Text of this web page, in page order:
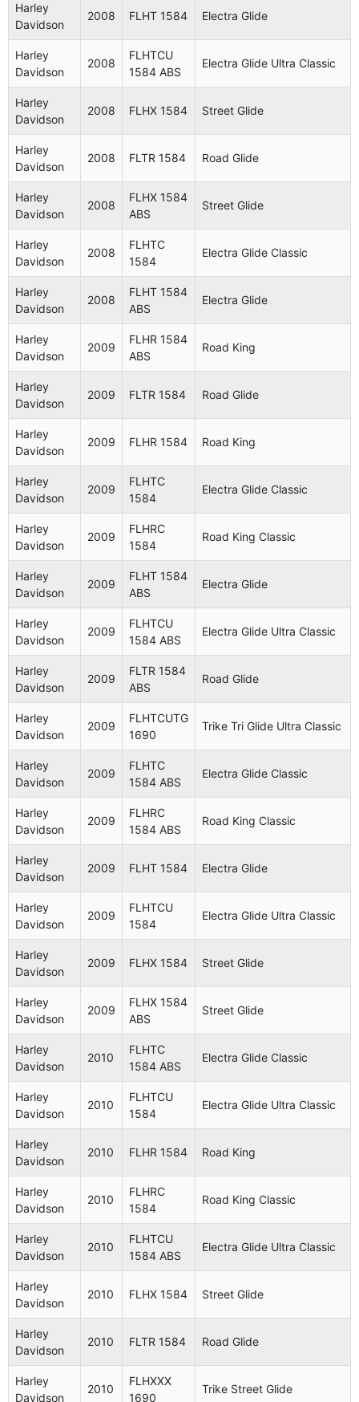
Harley
Davidson
2008 FLHT 1584 Electra Glide
Harley
Davidson
2008
FLHTCU
1584 ABS
Electra Glide Ultra Classic
Harley
Davidson
2008 FLHX 1584 Street Glide
Harley
Davidson
2008 FLTR 1584 Road Glide
Harley
Davidson
2008
FLHX 1584
ABS
Street Glide
Harley
Davidson
2008
FLHTC
1584
Electra Glide Classic
Harley
Davidson
2008
FLHT 1584
ABS
Electra Glide
Harley
Davidson
2009
FLHR 1584
ABS
Road King
Harley
Davidson
2009 FLTR 1584 Road Glide
Harley
Davidson
2009 FLHR 1584 Road King
Harley
Davidson
2009
FLHTC
1584
Electra Glide Classic
Harley
Davidson
2009
FLHRC
1584
Road King Classic
Harley
Davidson
2009
FLHT 1584
ABS
Electra Glide
Harley
Davidson
2009
FLHTCU
1584 ABS
Electra Glide Ultra Classic
Harley
Davidson
2009
FLTR 1584
ABS
Road Glide
Harley
Davidson
2009
FLHTCUTG
1690
Trike Tri Glide Ultra Classic
Harley
Davidson
2009
FLHTC
1584 ABS
Electra Glide Classic
Harley
Davidson
2009
FLHRC
1584 ABS
Road King Classic
Harley
Davidson
2009 FLHT 1584 Electra Glide
Harley
Davidson
2009
FLHTCU
1584
Electra Glide Ultra Classic
Harley
Davidson
2009 FLHX 1584 Street Glide
Harley
Davidson
2009
FLHX 1584
ABS
Street Glide
Harley
Davidson
2010
FLHTC
1584 ABS
Electra Glide Classic
Harley
Davidson
2010
FLHTCU
1584
Electra Glide Ultra Classic
Harley
Davidson
2010 FLHR 1584 Road King
Harley
Davidson
2010
FLHRC
1584
Road King Classic
Harley
Davidson
2010
FLHTCU
1584 ABS
Electra Glide Ultra Classic
Harley
Davidson
2010 FLHX 1584 Street Glide
Harley
Davidson
2010 FLTR 1584 Road Glide
Harley
Davidson
2010
FLHXXX
1690
Trike Street Glide